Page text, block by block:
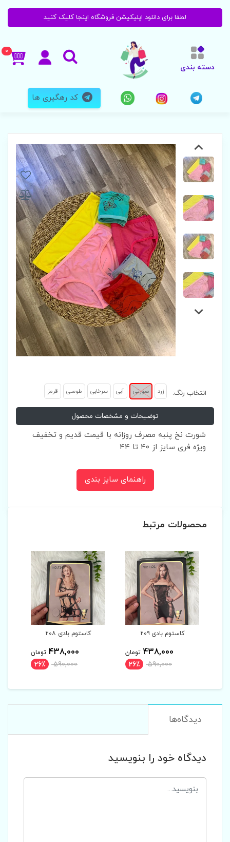
لطفا برای دانلود اپلیکیشن فروشگاه اینجا کلیک کنید
دسته بندی
0
کد رهگیری ها
انتخاب رنگ: زرد صورتی آبی سرخابی طوسی قرمز
توضیحات و مشخصات محصول
شورت نخ پنبه مصرف روزانه با قیمت قدیم و تخفیف
ویژه فری سایز از ۴۰ تا ۴۴
راهنمای سایز بندی
محصولات مرتبط
کاستوم بادی ۲۰۸
438,000 تومان
590,000 26٪
کاستوم بادی ۲۰۷
438,000 تومان
590,000 26٪
دیدگاه‌ها
دیدگاه خود را بنویسید